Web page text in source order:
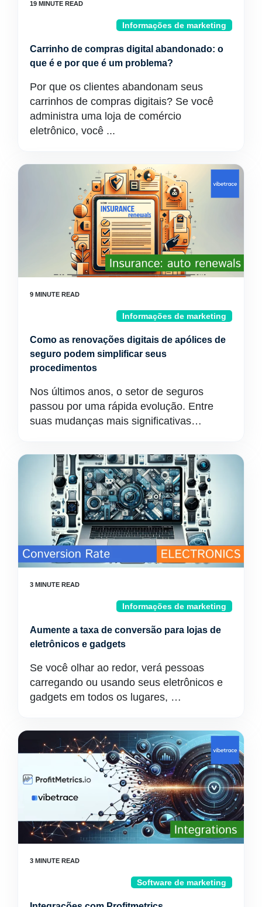
Informações de marketing
Carrinho de compras digital abandonado: o
que é e por que é um problema?
Por que os clientes abandonam seus
carrinhos de compras digitais? Se você
administra uma loja de comércio
eletrônico, você ...
Informações de marketing
Como as renovações digitais de apólices de
seguro podem simplificar seus
procedimentos
Nos últimos anos, o setor de seguros
passou por uma rápida evolução. Entre
suas mudanças mais significativas…
Informações de marketing
Aumente a taxa de conversão para lojas de
eletrônicos e gadgets
Se você olhar ao redor, verá pessoas
carregando ou usando seus eletrônicos e
gadgets em todos os lugares, …
Software de marketing